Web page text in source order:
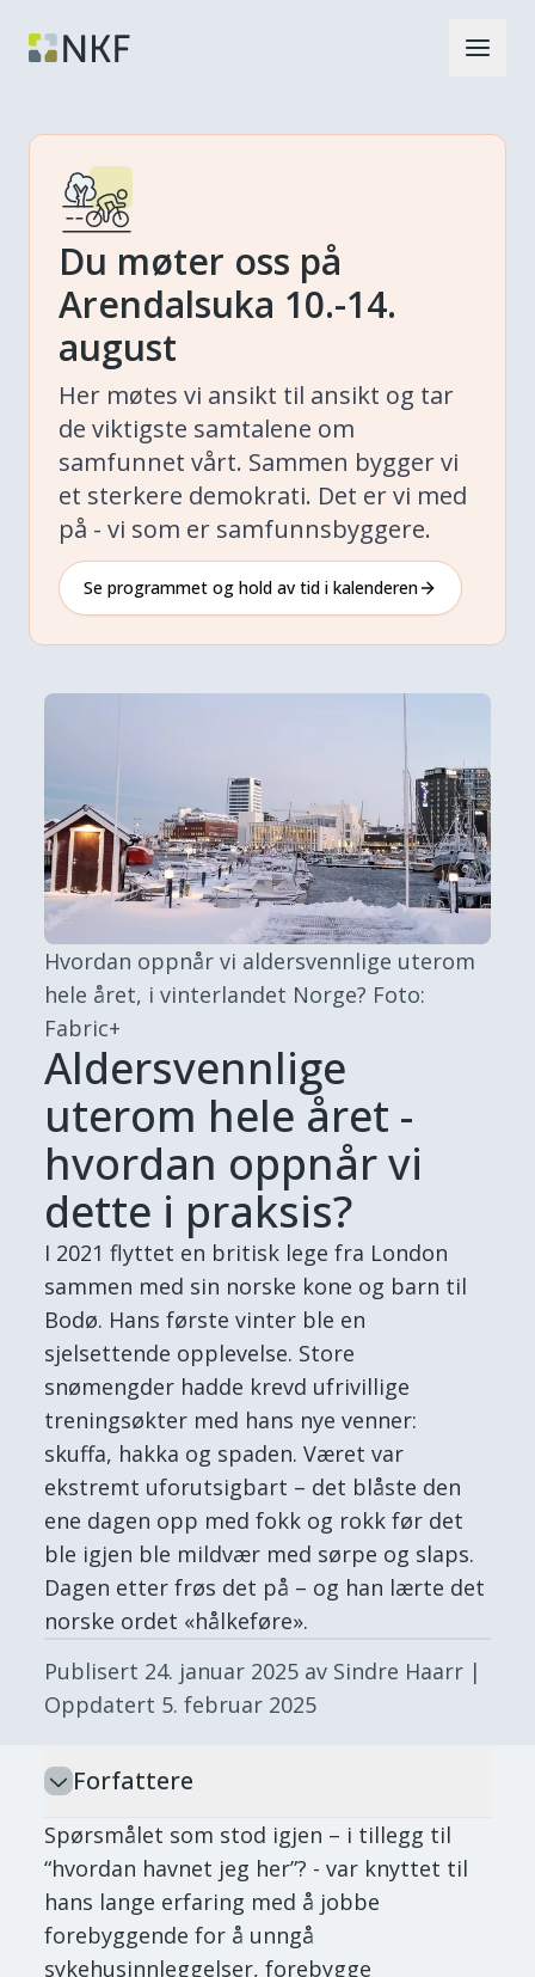
Du møter oss på
Arendalsuka 10.-14.
august
Her møtes vi ansikt til ansikt og tar
de viktigste samtalene om
samfunnet vårt. Sammen bygger vi
et sterkere demokrati. Det er vi med
på - vi som er samfunnsbyggere.
Se programmet og hold av tid i kalenderen
Hvordan oppnår vi aldersvennlige uterom
hele året, i vinterlandet Norge? Foto:
Fabric+
Aldersvennlige
uterom hele året -
hvordan oppnår vi
dette i praksis?
I 2021 flyttet en britisk lege fra London
sammen med sin norske kone og barn til
Bodø. Hans første vinter ble en
sjelsettende opplevelse. Store
snømengder hadde krevd ufrivillige
treningsøkter med hans nye venner:
skuffa, hakka og spaden. Været var
ekstremt uforutsigbart – det blåste den
ene dagen opp med fokk og rokk før det
ble igjen ble mildvær med sørpe og slaps.
Dagen etter frøs det på – og han lærte det
norske ordet «hålkeføre».
Publisert 24. januar 2025 av Sindre Haarr |
Oppdatert 5. februar 2025
Forfattere
Spørsmålet som stod igjen – i tillegg til
“hvordan havnet jeg her”? - var knyttet til
hans lange erfaring med å jobbe
forebyggende for å unngå
sykehusinnleggelser, forebygge